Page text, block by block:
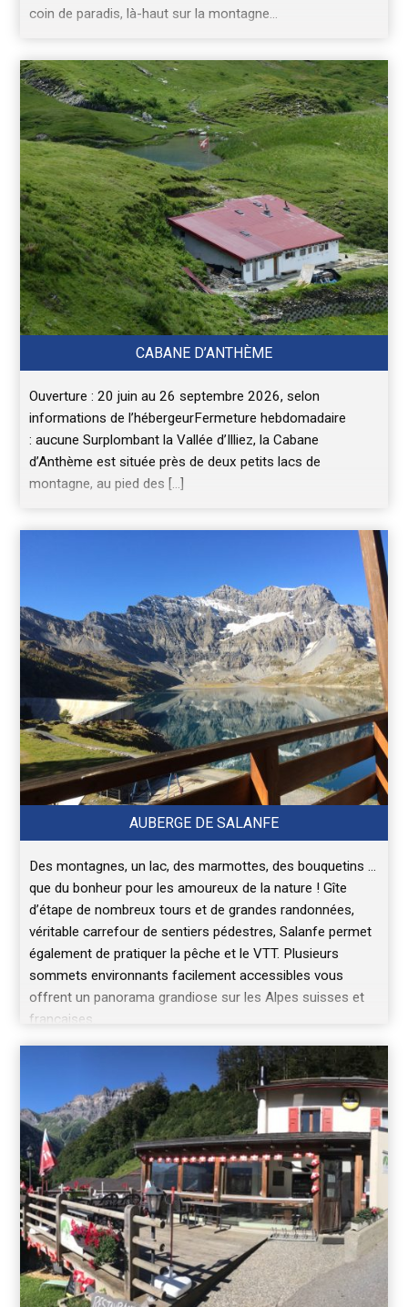
coin de paradis, là-haut sur la montagne…
CABANE D’ANTHÈME
Ouverture : 20 juin au 26 septembre 2026, selon
informations de l’hébergeurFermeture hebdomadaire
: aucune Surplombant la Vallée d’Illiez, la Cabane
d’Anthème est située près de deux petits lacs de
montagne, au pied des […]
AUBERGE DE SALANFE
Des montagnes, un lac, des marmottes, des bouquetins …
que du bonheur pour les amoureux de la nature ! Gîte
d’étape de nombreux tours et de grandes randonnées,
véritable carrefour de sentiers pédestres, Salanfe permet
également de pratiquer la pêche et le VTT. Plusieurs
sommets environnants facilement accessibles vous
offrent un panorama grandiose sur les Alpes suisses et
françaises.